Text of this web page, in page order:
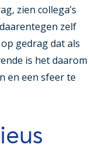
zien collega’s
zelf
gedrag dat als
is het daarom
en een sfeer te